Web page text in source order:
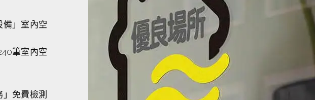
備」室內空
筆室內空
免費檢測